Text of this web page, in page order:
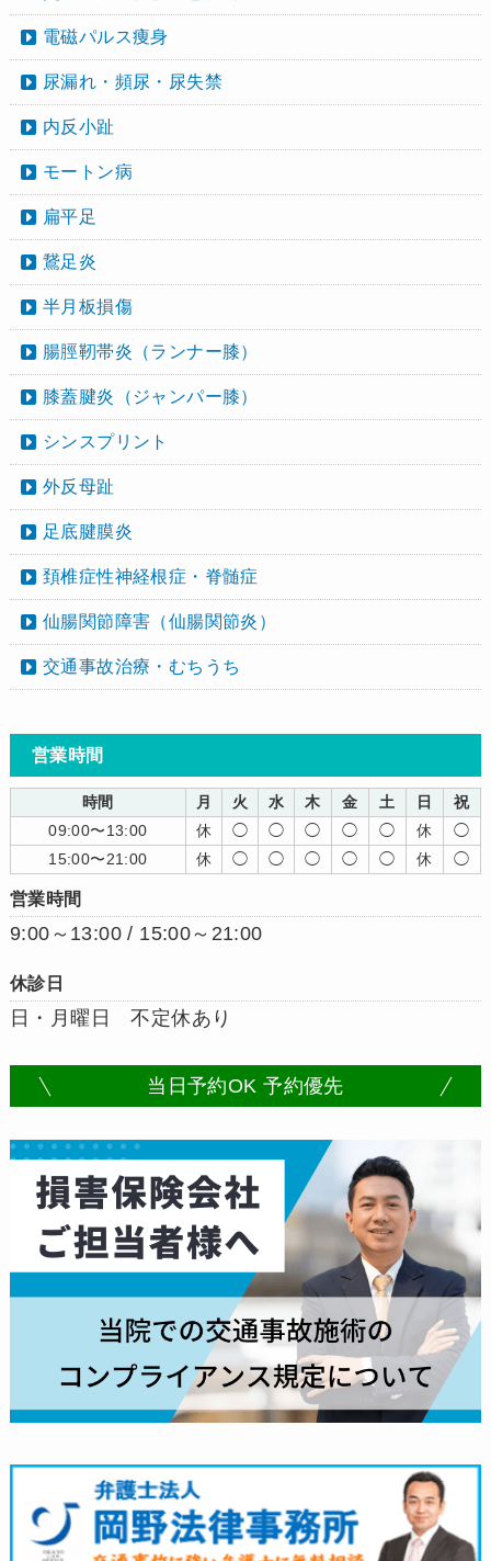
電磁パルス痩身
尿漏れ・頻尿・尿失禁
内反小趾
モートン病
扁平足
鵞足炎
半月板損傷
腸脛靭帯炎（ランナー膝）
膝蓋腱炎（ジャンパー膝）
シンスプリント
外反母趾
足底腱膜炎
頚椎症性神経根症・脊髄症
仙腸関節障害（仙腸関節炎）
交通事故治療・むちうち
営業時間
時間 月 火 水 木 金 土 日
祝
09:00〜13:00
休 ◯ ◯ ◯ ◯ ◯ 休
◯
15:00〜21:00
休 ◯ ◯ ◯ ◯ ◯ 休 ◯
営業時間
9:00～13:00 / 15:00～21:00
休診日
日・月曜日 不定休あり
当日予約OK 予約優先